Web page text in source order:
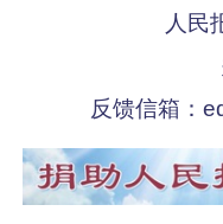
人民
反馈信箱：